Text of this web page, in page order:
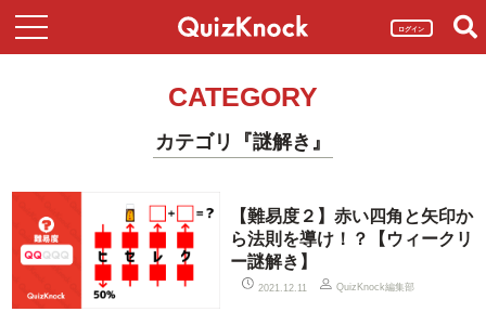
ログイン
CATEGORY
カテゴリ『謎解き』
【難易度２】赤い四角と矢印か
ら法則を導け！？【ウィークリ
ー謎解き】
2021.12.11 QuizKnock編集部